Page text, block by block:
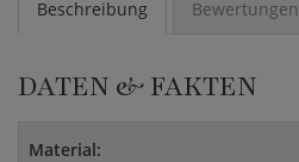
Beschreibung Bewertungen
DATEN & FAKTEN
Material: